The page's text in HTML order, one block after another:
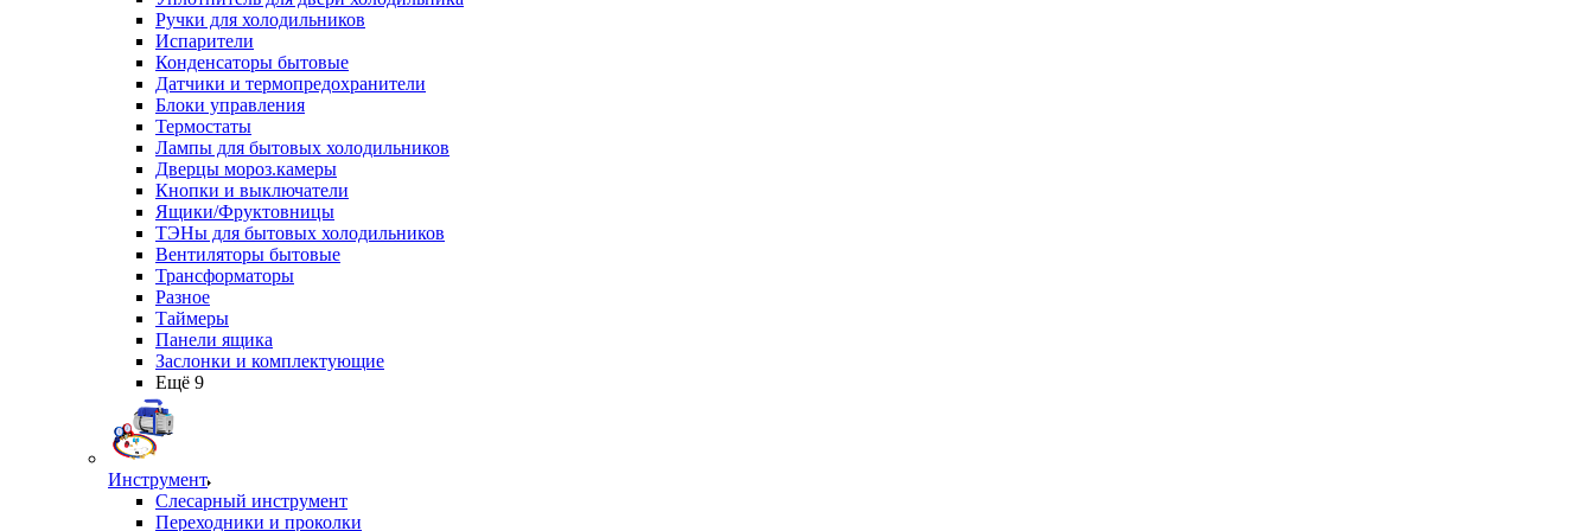
Ручки для холодильников
Испарители
Конденсаторы бытовые
Датчики и термопредохранители
Блоки управления
Термостаты
Лампы для бытовых холодильников
Дверцы мороз.камеры
Кнопки и выключатели
Ящики/Фруктовницы
ТЭНы для бытовых холодильников
Вентиляторы бытовые
Трансформаторы
Разное
Таймеры
Панели ящика
Заслонки и комплектующие
Ещё 9
Инструмент
Слесарный инструмент
Переходники и проколки